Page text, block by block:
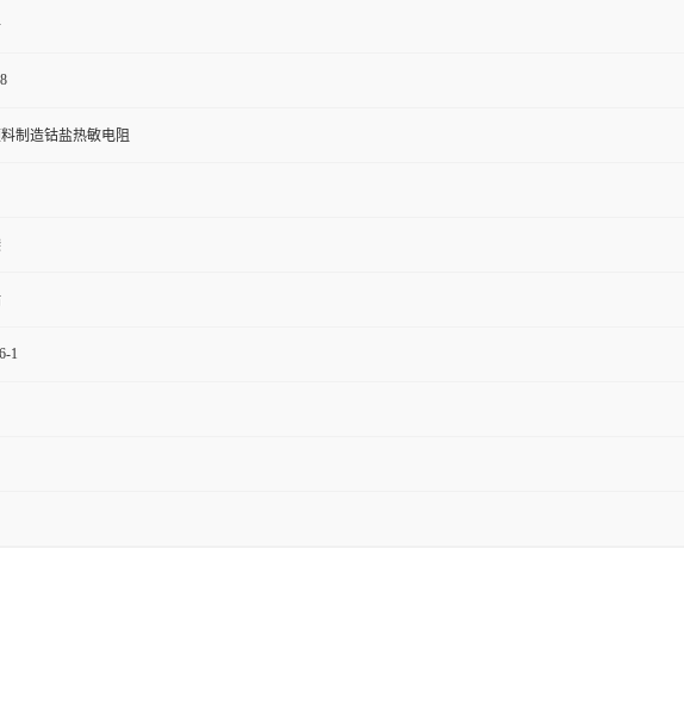
制造钴盐热敏电阻
1